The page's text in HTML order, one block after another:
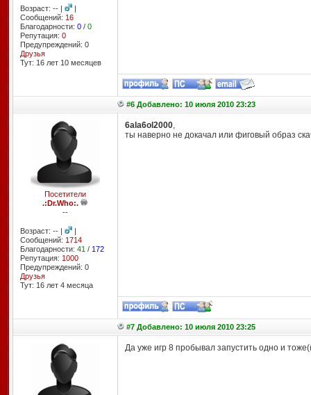
Возраст: -- |
|
Сообщений: 16
Благодарности: 0/ 0
Репутация: 0
Предупреждений: 0
Друзья
Тут: 16 лет 10 месяцев
#6 Добавлено: 10 июля 2010 23:23
Посетители
.:Dr.Who:.
--
Возраст: -- |
|
Сообщений: 1714
Благодарности: 41 / 172
Репутация: 1000
Предупреждений: 0
Друзья
Тут: 16 лет 4 месяцa
6ala6ol2000,
ты наверно не докачал или фиговый образ
#7 Добавлено: 10 июля 2010 23:25
Да уже игр 8 пробывал запустить одно и